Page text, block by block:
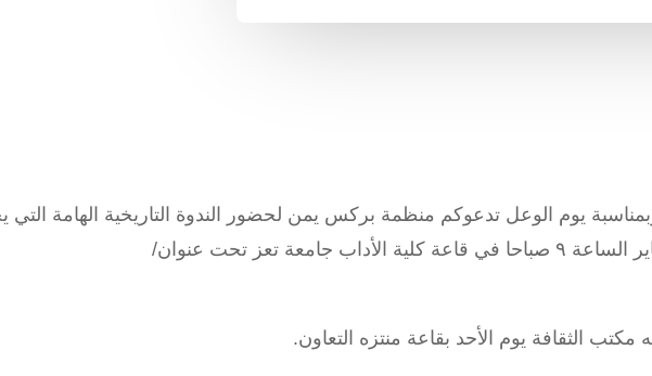
يوم الوعل تدعوكم منظمة بركس يمن لحضور الندوة التاريخية الهامة التي
الثقافة يوم الأحد بقاعة منتزه التعاون.